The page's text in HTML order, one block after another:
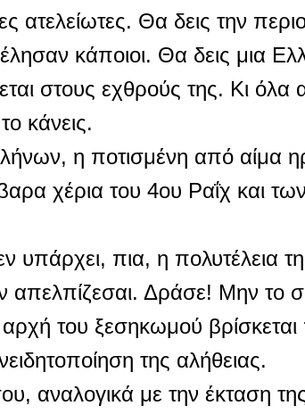
ατελείωτες. Θα δεις την
κάποιοι. Θα δεις μια
στους εχθρούς της. Κι
κάνεις.
η ποτισμένη από αίμα
χέρια του 4ου Ραΐχ και
υπάρχει, πια, η πολυτέλεια
απελπίζεσαι. Δράσε! Μην το
του ξεσηκωμού
της αλήθειας.
αναλογικά με την έκταση